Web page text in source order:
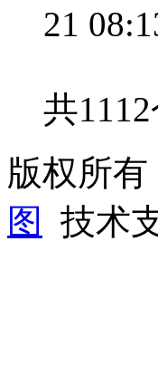
21
共
版权所有
图
技术